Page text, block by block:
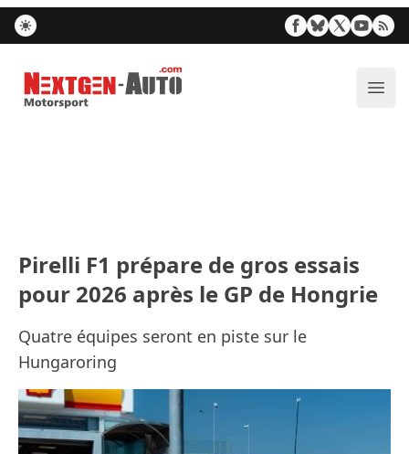
Nextgen-Auto.com
Pirelli F1 prépare de gros essais
pour 2026 après le GP de Hongrie
Quatre équipes seront en piste sur le
Hungaroring